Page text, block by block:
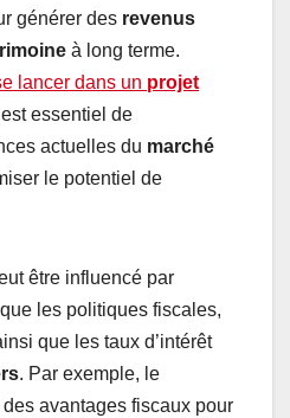
générer des revenus
à long terme.
lancer dans un projet
essentiel de
actuelles du marché
le potentiel de
être influencé par
les politiques fiscales,
que les taux d’intérêt
. Par exemple, le
avantages fiscaux pour